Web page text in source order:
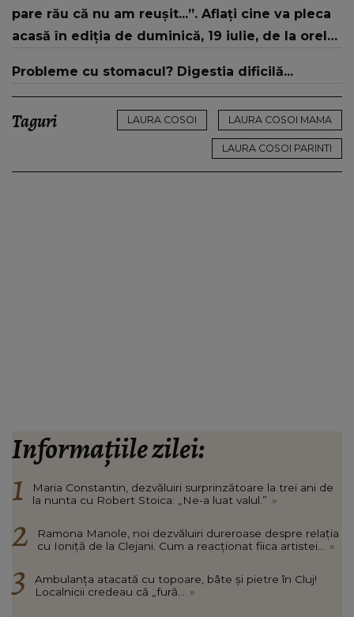
pare rău că nu am reușit...”. Aflați cine va pleca
acasă în ediția de duminică, 19 iulie, de la orele
Probleme cu stomacul? Digestia dificilă...
Taguri LAURA COSOI LAURA COSOI MAMA
LAURA COSOI PARINTI
Informațiile zilei:
Maria Constantin, dezvăluiri surprinzătoare la trei ani de
la nunta cu Robert Stoica: „Ne-a luat valul.” »
Ramona Manole, noi dezvăluiri dureroase despre relația
cu Ioniță de la Clejani. Cum a reacționat fiica artistei...
»
Ambulanța atacată cu topoare, bâte și pietre în Cluj!
Localnicii credeau că „fură...
»